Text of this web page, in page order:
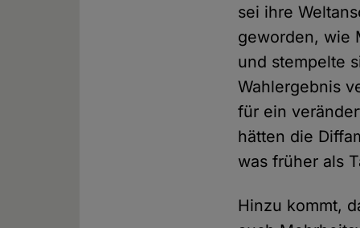
sei ihre
geworden, wie
und stempelte
Wahlergebnis
für ein
hätten die
was früher als
Hinzu kommt,